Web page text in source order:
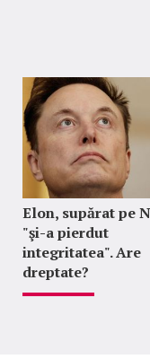
Elon, supărat pe
"şi-a pierdut
integritatea". Are
dreptate?